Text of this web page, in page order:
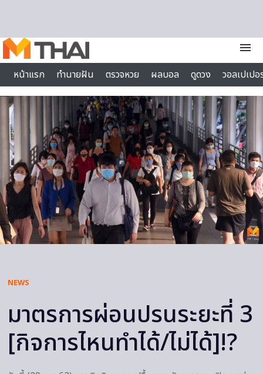
menu
หน้าแรก
ทำนายฝัน ตรวจหวย ผลบอล ดูดวง
วอลเปเป
ไลฟ์สไตล์
NEWS
มาตรการผ่อนปรนระยะที่ 3
[กิจการไหนทำได้/ไม่ได้]!?